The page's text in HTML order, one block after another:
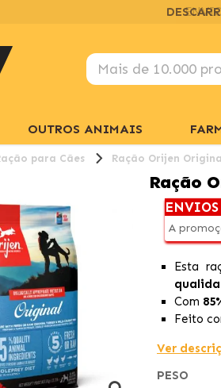
OUTROS ANIMAIS
para Cães Ração Orijen
Ração
A
Esta
Com
Feito
Ver
PESO